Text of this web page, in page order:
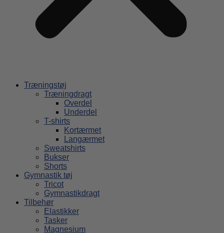
Træningstøj
Træningdragt
Overdel
Underdel
T-shirts
Kortærmet
Langærmet
Sweatshirts
Bukser
Shorts
Gymnastik tøj
Tricot
Gymnastikdragt
Tilbehør
Elastikker
Tasker
Magnesium